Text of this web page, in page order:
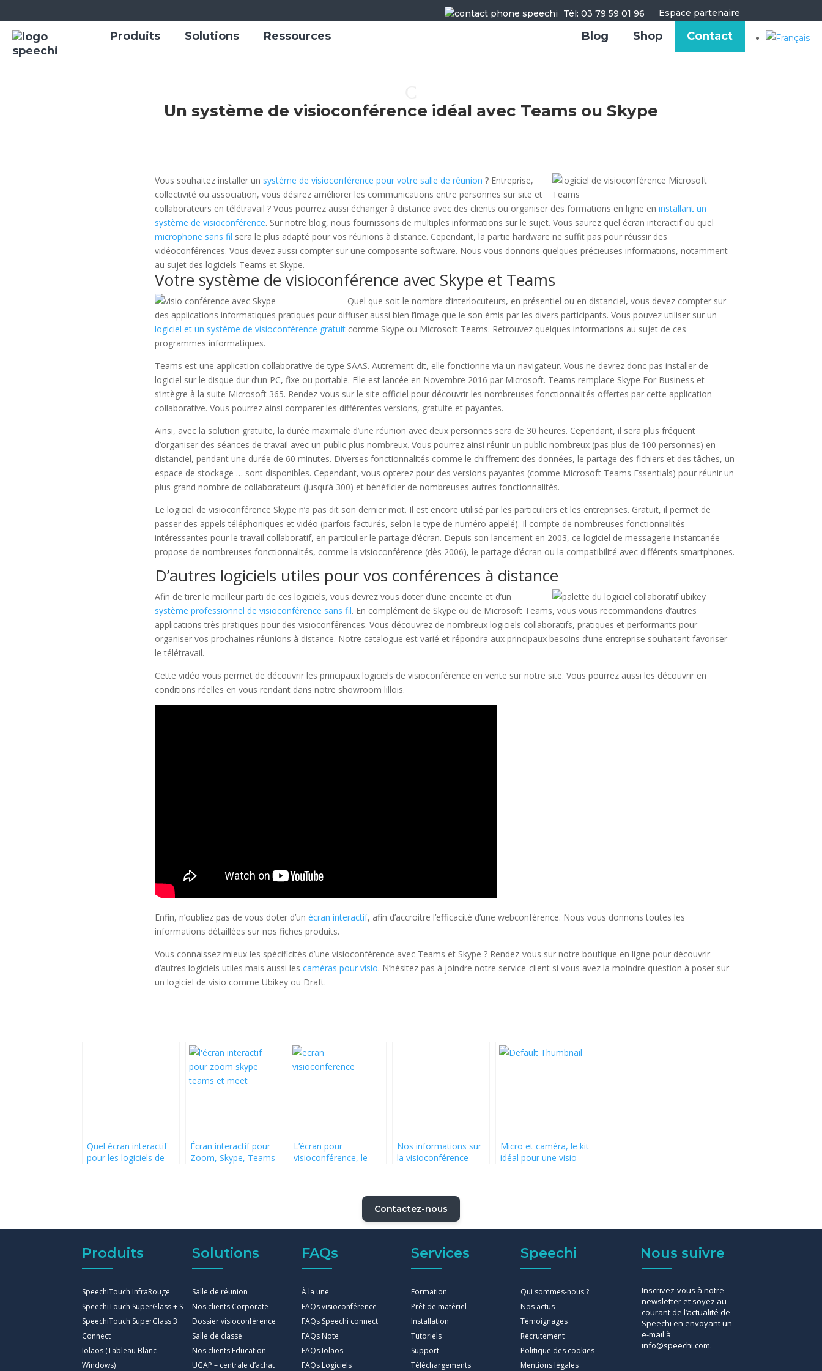
Tél: 03 79 59 01 96 Espace partenaire
Produits Solutions Ressources Contact
Shop
Blog
Un système de visioconférence idéal avec Teams ou Skype
Vous souhaitez installer un système de visioconférence pour votre salle de réunion ? Entreprise,
collectivité ou association, vous désirez améliorer les communications entre personnes sur site et
collaborateurs en télétravail ? Vous pourrez aussi échanger à distance avec des clients ou organiser des formations en ligne eninstallant un
système de visioconférence. Sur notre blog, nous fournissons de multiples informations sur le sujet. Vous saurez quel écran interactif ou quel
microphone sans fil sera le plus adapté pour vos réunions à distance. Cependant, la partie hardware ne suffit pas pour réussir des
vidéoconférences. Vous devez aussi compter sur une composante software. Nous vous donnons quelques précieuses informations, notamment
au sujet des logiciels Teams et Skype.
Votre système de visioconférence avec Skype et Teams
Quel que soit le nombre d’interlocuteurs, en présentiel ou en distanciel, vous devez compter sur
des applications informatiques pratiques pour diffuser aussi bien l’image que le son émis par les divers participants. Vous pouvez utiliser sur un
logiciel et un système de visioconférence gratuit comme Skype ou Microsoft Teams. Retrouvez quelques informations au sujet de ces
programmes informatiques.
Teams est une application collaborative de type SAAS. Autrement dit, elle fonctionne via un navigateur. Vous ne devrez donc pas installer de
logiciel sur le disque dur d’un PC, fixe ou portable. Elle est lancée en Novembre 2016 par Microsoft. Teams remplace Skype For Business et
s’intègre à la suite Microsoft 365. Rendez-vous sur le site officiel pour découvrir les nombreuses fonctionnalités offertes par cette application
collaborative. Vous pourrez ainsi comparer les différentes versions, gratuite et payantes.
Ainsi, avec la solution gratuite, la durée maximale d’une réunion avec deux personnes sera de 30 heures. Cependant, il sera plus fréquent
d’organiser des séances de travail avec un public plus nombreux. Vous pourrez ainsi réunir un public nombreux (pas plus de 100 personnes) en
distanciel, pendant une durée de 60 minutes. Diverses fonctionnalités comme le chiffrement des données, le partage des fichiers et des tâches, un
espace de stockage … sont disponibles. Cependant, vous opterez pour des versions payantes (comme Microsoft Teams Essentials) pour réunir un
plus grand nombre de collaborateurs (jusqu’à 300) et bénéficier de nombreuses autres fonctionnalités.
Le logiciel de visioconférence Skype n’a pas dit son dernier mot. Il est encore utilisé par les particuliers et les entreprises. Gratuit, il permet de
passer des appels téléphoniques et vidéo (parfois facturés, selon le type de numéro appelé). Il compte de nombreuses fonctionnalités
intéressantes pour le travail collaboratif, en particulier le partage d’écran. Depuis son lancement en 2003, ce logiciel de messagerie instantanée
propose de nombreuses fonctionnalités, comme la visioconférence (dès 2006), le partage d’écran ou la compatibilité avec différents smartphones.
D’autres logiciels utiles pour vos conférences à distance
Afin de tirer le meilleur parti de ces logiciels, vous devrez vous doter d’une enceinte et d’un
système professionnel de visioconférence sans fil. En complément de Skype ou de Microsoft Teams, vous vous recommandons d’autres
applications très pratiques pour des visioconférences. Vous découvrez de nombreux logiciels collaboratifs, pratiques et performants pour
organiser vos prochaines réunions à distance. Notre catalogue est varié et répondra aux principaux besoins d’une entreprise souhaitant favoriser
le télétravail.
Cette vidéo vous permet de découvrir les principaux logiciels de visioconférence en vente sur notre site. Vous pourrez aussi les découvrir en
conditions réelles en vous rendant dans notre showroom lillois.
Enfin, n’oubliez pas de vous doter d’unécran interactif, afin d’accroitre l’efficacité d’une webconférence. Nous vous donnons toutes les
informations détaillées sur nos fiches produits.
Vous connaissez mieux les spécificités d’une visioconférence avec Teams et Skype ? Rendez-vous sur notre boutique en ligne pour découvrir
d’autres logiciels utiles mais aussi lescaméras pour visio. N’hésitez pas à joindre notre service-client si vous avez la moindre question à poser sur
un logiciel de visio comme Ubikey ou Draft.
Quel écran interactif
pour les logiciels de
Écran interactif pour
Zoom, Skype, Teams
L’écran pour
visioconférence, le
Nos informations sur
la visioconférence
Micro et caméra, le kit
idéal pour une visio
Contactez-nous
Produits
SpeechiTouch InfraRouge
SpeechiTouch SuperGlass + S
SpeechiTouch SuperGlass 3
Connect
Iolaos (Tableau Blanc
Windows)
Solutions
Salle de réunion
Nos clients Corporate
Dossier visioconférence
Salle de classe
Nos clients Education
UGAP – centrale d’achat
FAQs
À la une
FAQs visioconférence
FAQs Speechi connect
FAQs Note
FAQs Iolaos
FAQs Logiciels
Services
Formation
Prêt de matériel
Installation
Tutoriels
Support
Téléchargements
Speechi
Qui sommes-nous ?
Nos actus
Témoignages
Recrutement
Politique des cookies
Mentions légales
Nous suivre
Inscrivez-vous à notre
newsletter et soyez au
courant de l’actualité de
Speechi en envoyant un
e-mail à
info@speechi.com.